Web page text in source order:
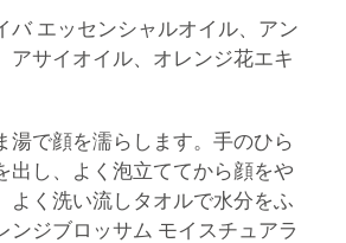
バ エッセンシャルオイル、アン
アサイオイル、オレンジ花エキ
湯で顔を濡らします。手のひら
出し、よく泡立ててから顔をや
よく洗い流しタオルで水分をふ
ンジブロッサム モイスチュアラ